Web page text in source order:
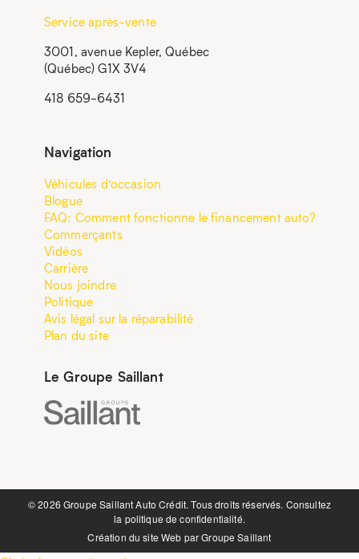
Service après-vente
3001, avenue Kepler, Québec
(Québec) G1X 3V4
418 659-6431
Navigation
Véhicules d’occasion
Blogue
FAQ: Comment fonctionne le financement auto?
Commerçants
Vidéos
Carrière
Nous joindre
Politique
Avis légal sur la réparabilité
Plan du site
Le Groupe Saillant
©️ 2026 Groupe Saillant Auto Crédit. Tous droits réservés. Consultez
la politique de confidentialité.
Création du site Web parGroupe Saillant